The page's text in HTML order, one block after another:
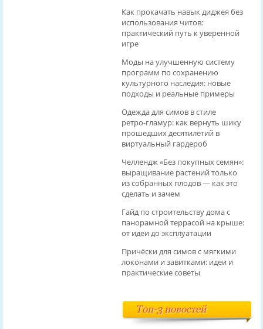
Как прокачать навык диджея без
использования читов:
практический путь к уверенной
игре
Моды на улучшенную систему
программ по сохранению
культурного наследия: новые
подходы и реальные примеры
Одежда для симов в стиле
ретро‑гламур: как вернуть шику
прошедших десятилетий в
виртуальный гардероб
Челлендж «Без покупных семян»:
выращивание растений только
из собранных плодов — как это
сделать и зачем
Гайд по строительству дома с
панорамной террасой на крыше:
от идеи до эксплуатации
Причёски для симов с мягкими
локонами и завитками: идеи и
практические советы
Топ-3 новостей